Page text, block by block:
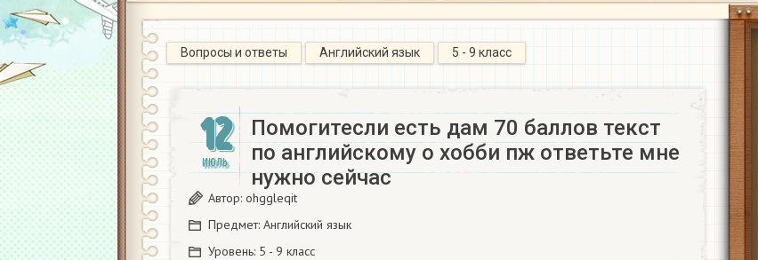
Вопросы и ответы Английский язык 5 - 9 класс
12
ИЮЛЬ
Помогитесли есть дам 70 баллов текст
по английскому о хобби пж ответьте мне
нужно сейчас
Автор: ohggleqit
Предмет: Английский язык
Уровень: 5 - 9 класс